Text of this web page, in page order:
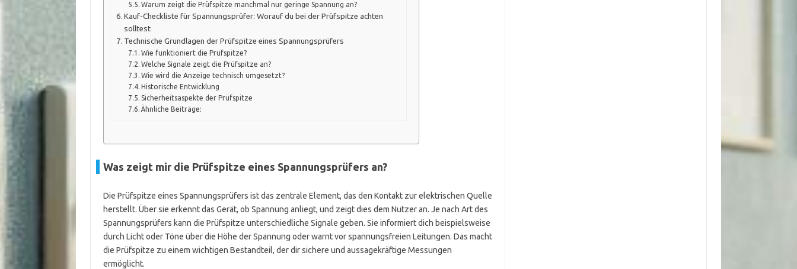
Warum zeigt die Prüfspitze manchmal nur geringe Spannung an?
Kauf-Checkliste für Spannungsprüfer: Worauf du bei der Prüfspitze achten
solltest
Technische Grundlagen der Prüfspitze eines Spannungsprüfers
Wie funktioniert die Prüfspitze?
Welche Signale zeigt die Prüfspitze an?
Wie wird die Anzeige technisch umgesetzt?
Historische Entwicklung
Sicherheitsaspekte der Prüfspitze
Ähnliche Beiträge:
Was zeigt mir die Prüfspitze eines Spannungsprüfers an?
Die Prüfspitze eines Spannungsprüfers ist das zentrale Element, das den Kontakt zur elektrischen Quelle
herstellt. Über sie erkennt das Gerät, ob Spannung anliegt, und zeigt dies dem Nutzer an. Je nach Art des
Spannungsprüfers kann die Prüfspitze unterschiedliche Signale geben. Sie informiert dich beispielsweise
durch Licht oder Töne über die Höhe der Spannung oder warnt vor spannungsfreien Leitungen. Das macht
die Prüfspitze zu einem wichtigen Bestandteil, der dir sichere und aussagekräftige Messungen
ermöglicht.